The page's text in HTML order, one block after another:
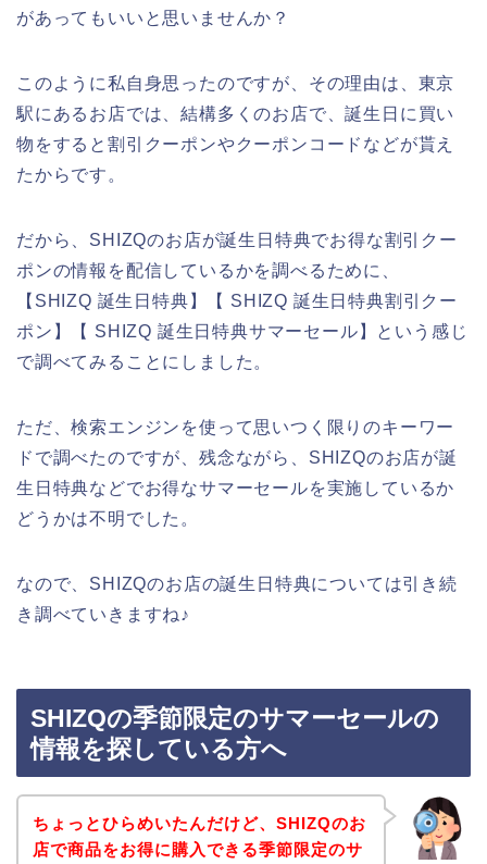
があってもいいと思いませんか？
このように私自身思ったのですが、その理由は、東京
駅にあるお店では、結構多くのお店で、誕生日に買い
物をすると割引クーポンやクーポンコードなどが貰え
たからです。
だから、SHIZQのお店が誕生日特典でお得な割引クー
ポンの情報を配信しているかを調べるために、
【SHIZQ 誕生日特典】【 SHIZQ 誕生日特典割引クー
ポン】【 SHIZQ 誕生日特典サマーセール】という感じ
で調べてみることにしました。
ただ、検索エンジンを使って思いつく限りのキーワー
ドで調べたのですが、残念ながら、SHIZQのお店が誕
生日特典などでお得なサマーセールを実施しているか
どうかは不明でした。
なので、SHIZQのお店の誕生日特典については引き続
き調べていきますね♪
SHIZQの季節限定のサマーセールの
情報を探している方へ
ちょっとひらめいたんだけど、SHIZQのお
店で商品をお得に購入できる季節限定のサ